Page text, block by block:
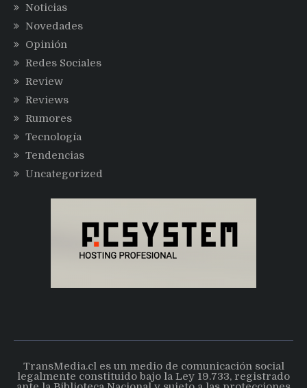
Noticias
Novedades
Opinión
Redes Sociales
Review
Reviews
Rumores
Tecnología
Tendencias
Uncategorized
TransMedia.cl es un medio de comunicación social
legalmente constituido bajo la Ley 19.733, registrado